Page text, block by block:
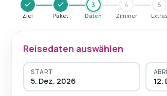
Ziel Paket
3
Daten
4
Zimmer
5
Extras
Reisedaten auswählen
START
5. Dez. 2026 12.